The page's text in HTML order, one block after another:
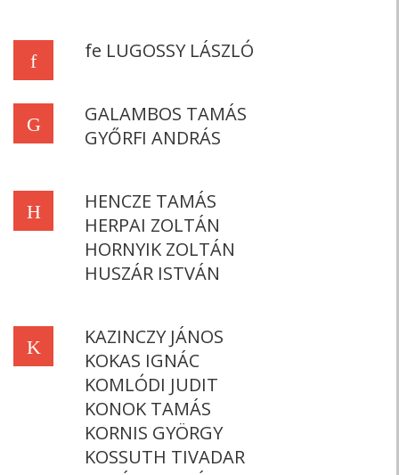
f fe LUGOSSY LÁSZLÓ
G
GALAMBOS TAMÁS
GYŐRFI ANDRÁS
H
HENCZE TAMÁS
HERPAI ZOLTÁN
HORNYIK ZOLTÁN
HUSZÁR ISTVÁN
K
KAZINCZY JÁNOS
KOKAS IGNÁC
KOMLÓDI JUDIT
KONOK TAMÁS
KORNIS GYÖRGY
KOSSUTH TIVADAR